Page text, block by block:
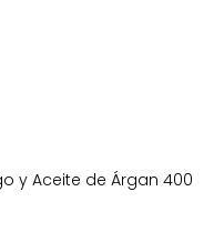
y Aceite de Árgan 400